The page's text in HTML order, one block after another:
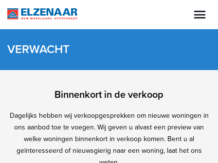
VERWACHT
Binnenkort in de verkoop
Dagelijks hebben wij verkoopgesprekken om nieuwe woningen in
ons aanbod toe te voegen. Wij geven u alvast een preview van
welke woningen binnenkort in verkoop komen. Bent u al
geïnteresseerd of nieuwsgierig naar een woning, laat het ons